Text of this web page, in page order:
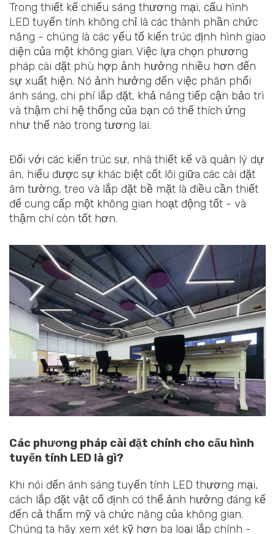
Trong thiết kế chiếu sáng thương mại, cấu hình
LED tuyến tính không chỉ là các thành phần chức
năng - chúng là các yếu tố kiến trúc định hình giao
diện của một không gian. Việc lựa chọn phương
pháp cài đặt phù hợp ảnh hưởng nhiều hơn đến
sự xuất hiện. Nó ảnh hưởng đến việc phân phối
ánh sáng, chi phí lắp đặt, khả năng tiếp cận bảo trì
và thậm chí hệ thống của bạn có thể thích ứng
như thế nào trong tương lai.
Đối với các kiến trúc sư, nhà thiết kế và quản lý dự
án, hiểu được sự khác biệt cốt lõi giữa các cài đặt
âm tường, treo và lắp đặt bề mặt là điều cần thiết
để cung cấp một không gian hoạt động tốt - và
thậm chí còn tốt hơn.
Các phương pháp cài đặt chính cho cấu hình
tuyến tính LED là gì?
Khi nói đến ánh sáng tuyến tính LED thương mại,
cách lắp đặt vật cố định có thể ảnh hưởng đáng kể
đến cả thẩm mỹ và chức năng của không gian.
Chúng ta hãy xem xét kỹ hơn ba loại lắp chính -